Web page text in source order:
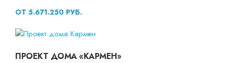
ОТ 5.671.250 РУБ.
ПРОЕКТ ДОМА «КАРМЕН»